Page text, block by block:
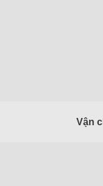
Vận